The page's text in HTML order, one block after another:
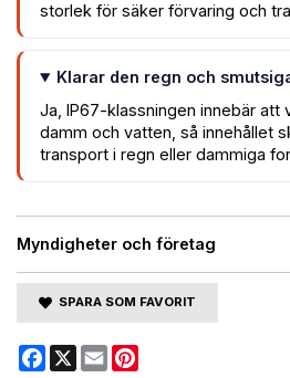
Myndigheter och företag
storlek för säker förvaring och
Klarar den regn och
Ja, IP67-klassningen innebär att
damm och vatten, så innehållet
transport i regn eller dammiga
SPARA SOM FAVORIT
Facebook
X Email